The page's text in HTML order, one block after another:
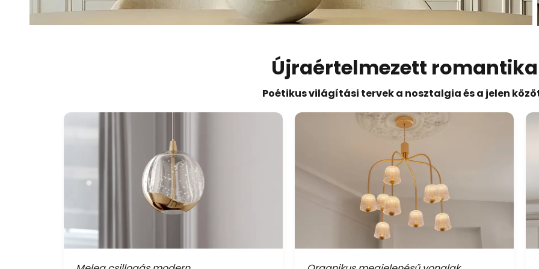
Újraértelmezett romantika
Poétikus világítási tervek a nosztalgia és a jelen